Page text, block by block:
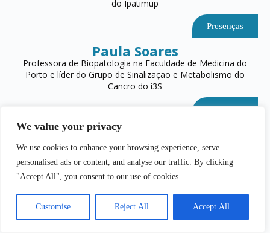
We value your privacy
We use cookies to enhance your browsing experience, serve
personalised ads or content, and analyse our traffic. By clicking
"Accept All", you consent to our use of cookies.
Customise Reject All Accept All
do Ipatimup
Presenças
Paula Soares
Professora de Biopatologia na Faculdade de Medicina do
Porto e líder do Grupo de Sinalização e Metabolismo do
Cancro do i3S
Presenças
Paulo Costa
Radioncologista, Diretor do Serviço de Radioterapia do
Hospital de Braga
Paulo Dinis
Chefe de Serviço de Urologia no Hospital de São João